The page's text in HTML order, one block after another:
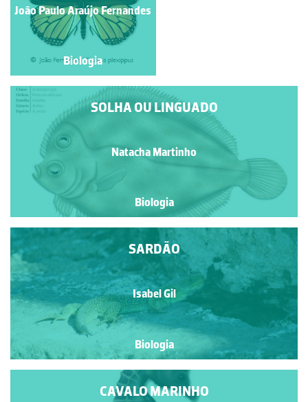
Manuela Lopes
Biologia
SOLHA OU LINGUADO
Natacha Martinho
Biologia
SARDÃO
Isabel Gil
Biologia
João Paulo Araújo Fernandes
Biologia
CAVALO MARINHO